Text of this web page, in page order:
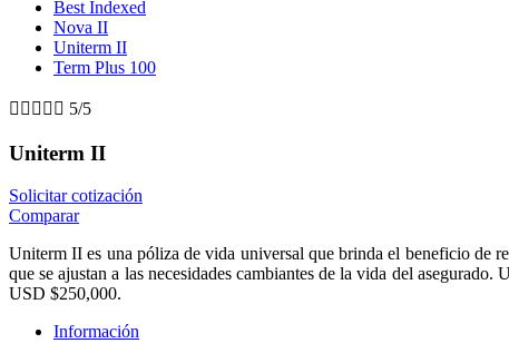
Best Indexed
Nova II
Uniterm II
Term Plus 100
     5/5
Uniterm II
Solicitar cotización
Comparar
Uniterm II es una póliza de vida universal que brinda el beneficio de
que se ajustan a las necesidades cambiantes de la vida del
USD $250,000.
Información